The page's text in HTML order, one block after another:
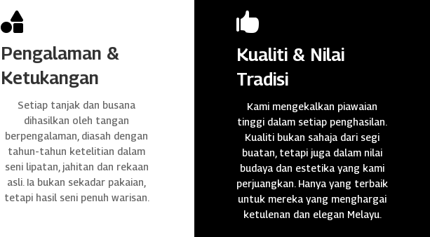

Pengalaman &
Ketukangan
Setiap tanjak dan busana
dihasilkan oleh tangan
berpengalaman, diasah dengan
tahun-tahun ketelitian dalam
seni lipatan, jahitan dan rekaan
asli. Ia bukan sekadar pakaian,
tetapi hasil seni penuh warisan.

Kualiti & Nilai
Tradisi
Kami mengekalkan piawaian
tinggi dalam setiap penghasilan.
Kualiti bukan sahaja dari segi
buatan, tetapi juga dalam nilai
budaya dan estetika yang kami
perjuangkan. Hanya yang terbaik
untuk mereka yang menghargai
ketulenan dan elegan Melayu.